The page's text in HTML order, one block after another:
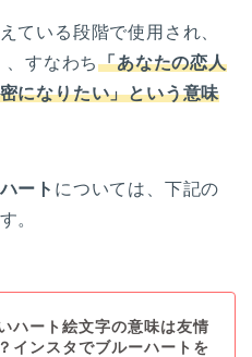
ている段階で使用され、
すなわち「あなたの恋人
になりたい」という意味
ート については、下記の
。
ハート絵文字の意味は友情
インスタでブルーハートを